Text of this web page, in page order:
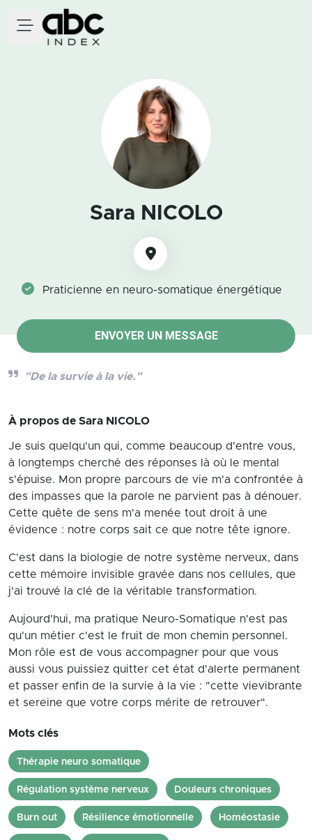
Sara NICOLO
Praticienne en neuro-somatique énergétique
ENVOYER UN MESSAGE
"De la survie à la vie."
À propos de Sara NICOLO
Je suis quelqu'un qui, comme beaucoup d'entre vous,
à longtemps cherché des réponses là où le mental
s'épuise. Mon propre parcours de vie m'a confrontée à
des impasses que la parole ne parvient pas à dénouer.
Cette quête de sens m'a menée tout droit à une
évidence : notre corps sait ce que notre tête ignore.
C'est dans la biologie de notre système nerveux, dans
cette mémoire invisible gravée dans nos cellules, que
j'ai trouvé la clé de la véritable transformation.
Aujourd'hui, ma pratique Neuro-Somatique n'est pas
qu'un métier c'est le fruit de mon chemin personnel.
Mon rôle est de vous accompagner pour que vous
aussi vous puissiez quitter cet état d'alerte permanent
et passer enfin de la survie à la vie : "cette vievibrante
et sereine que votre corps mérite de retrouver".
Mots clés
Thérapie neuro somatique
Régulation système nerveux Douleurs chroniques
Burn out Résilience émotionnelle Homéostasie